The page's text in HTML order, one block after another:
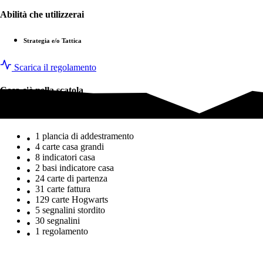
Abilità che utilizzerai
Strategia e/o Tattica
Scarica il regolamento
Cosa c'è nella scatola
1 plancia di addestramento
4 carte casa grandi
8 indicatori casa
2 basi indicatore casa
24 carte di partenza
31 carte fattura
129 carte Hogwarts
5 segnalini stordito
30 segnalini
1 regolamento